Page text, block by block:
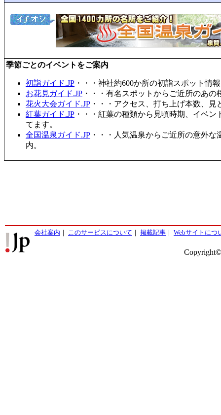
季節ごとのイベントをご案内
初詣ガイド.JP ・・・神社約600か所の初詣スポット情
お花見ガイド.JP ・・・有名スポットからご近所のあ
花火大会ガイド.JP ・・・アクセス、打ち上げ本数、
紅葉ガイド.JP ・・・紅葉の種類から見頃時期、イベ
てます。
全国温泉ガイド.JP ・・・人気温泉からご近所の意外
内。
会社案内 ｜ このサービスについて ｜ 掲載記事 ｜ Webサイトにつ